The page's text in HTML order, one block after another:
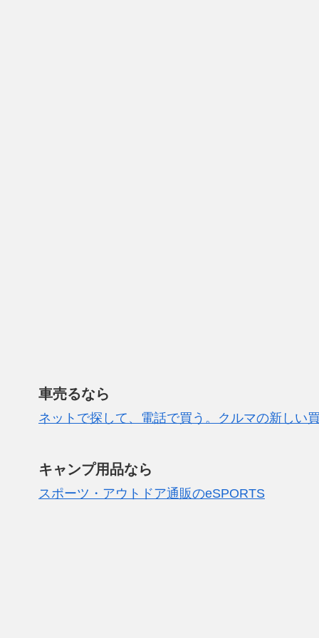
車売るなら
ネットで探して、電話で買う。クルマの新しい
キャンプ用品なら
スポーツ・アウトドア通販のeSPORTS